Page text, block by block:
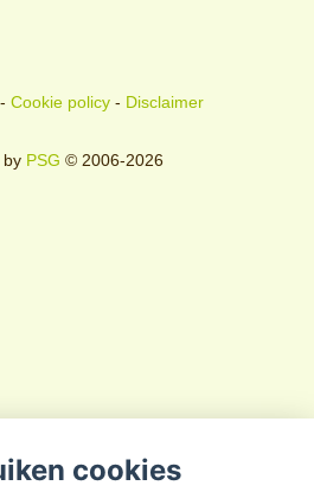
Cookie policy- Disclaimer
by PSG © 2006-2026
cookies